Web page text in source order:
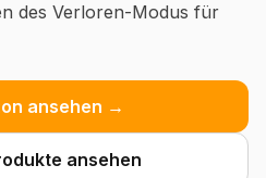
des Verloren-Modus für
ansehen →
ansehen